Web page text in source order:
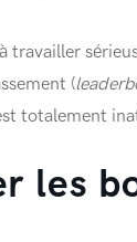
travailler
(
totalement
les